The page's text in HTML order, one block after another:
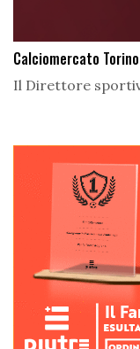
Calciomercato
Il Direttore